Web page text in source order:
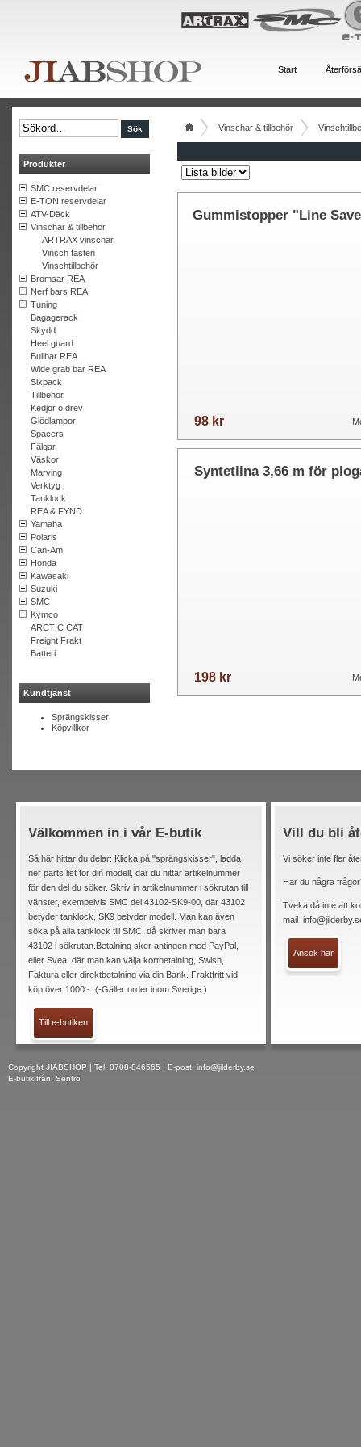
Start
Produkter
SMC reservdelar
E-TON reservdelar
ATV-Däck
Vinschar & tillbehör
ARTRAX vinschar
Vinsch fästen
Vinschtillbehör
Bromsar REA
Nerf bars REA
Tuning
Bagagerack
Skydd
Heel guard
Bullbar REA
Wide grab bar REA
Sixpack
Tillbehör
Kedjor o drev
Glödlampor
Spacers
Fälgar
Väskor
Marving
Verktyg
Tanklock
REA & FYND
Yamaha
Polaris
Can-Am
Honda
Kawasaki
Suzuki
SMC
Kymco
ARCTIC CAT
Freight Frakt
Batteri
Kundtjänst
Sprängskisser
Köpvillkor
Vinschar & tillbehör
Gummistopper "Line
98 kr
Syntetlina 3,66 m för
198 kr
Välkommen in i vår E-butik
Så här hittar du delar: Klicka på "sprängskisser", ladda
ner parts list för din modell, där du hittar artikelnummer
för den del du söker. Skriv in artikelnummer i sökrutan till
vänster, exempelvis SMC del 43102-SK9-00, där 43102
betyder tanklock, SK9 betyder modell. Man kan även
söka på alla tanklock till SMC, då skriver man bara
43102 i sökrutan.Betalning sker antingen med PayPal,
eller Svea, där man kan välja kortbetalning, Swish,
Faktura eller direktbetalning via din Bank. Fraktfritt vid
köp över 1000:-. (-Gäller order inom Sverige.)
Till e-butiken
Vill du bli
Vi söker inte fler
Har du några
Tveka då inte att
mail
Ansök här
Copyright JIABSHOP | Tel: 0708-846565 | E-post: info@jilderby.se
E-butik från: Sentro